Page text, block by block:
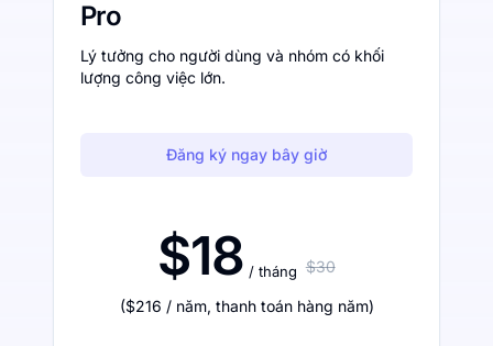
Pro
Lý tưởng cho người dùng và nhóm có khối
lượng công việc lớn.
Đăng ký ngay bây giờ
$18 / tháng $30
($216 / năm, thanh toán hàng năm)